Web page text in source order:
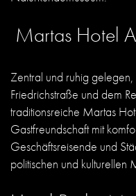
Martas Hotel
Zentral und ruhig
Friedrichstraße und dem
traditionsreiche Martas
Gastfreundschaft mit
Geschäftsreisende und
politischen und kulturellen